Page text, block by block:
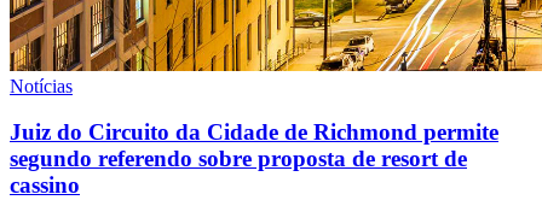
Notícias
Juiz do Circuito da Cidade de Richmond permite
segundo referendo sobre proposta de resort de
cassino